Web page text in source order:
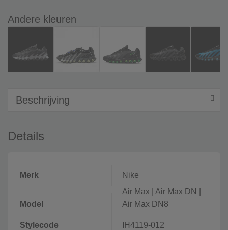
Andere kleuren
Beschrijving
Details
Merk Nike
Model
Air Max |Air Max DN
Air Max DN8
Stylecode IH4119-012